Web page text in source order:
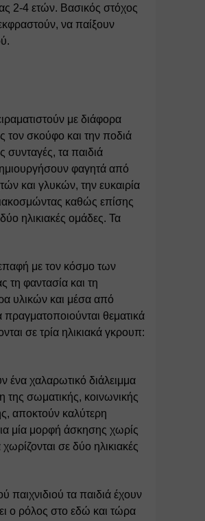
2-4 ετών. Βασικός στόχος
να παίξουν
με διάφορα
τον σκούφο και την ποδιά
συνταγές, τα παιδιά
φαγητά από
και γλυκών, την ευκαιρία
καθώς επίσης
ηλικιακές ομάδες. Τα
με τον κόσμο των
τη φαντασία και τη
υλικών και μέσα από
θεματικά
σε τρία ηλικιακά γκρουπ:
ένα χαλαρωτικό διάλειμμα
της σωματικής, κοινωνικής
αποκτούν καλύτερη
μία μορφή άσκησης χωρίς
σε δύο ηλικιακές
τα παιδιά έχουν
ο ρόλος στο εδώ και τώρα